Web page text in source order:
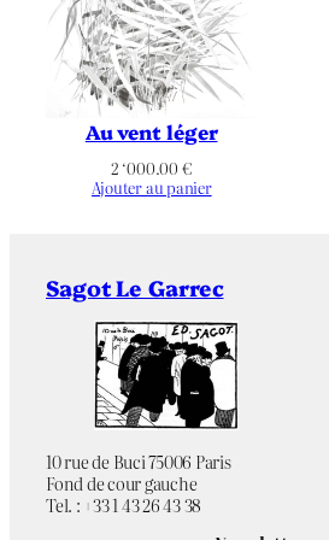
État Non applicable
Tirage Non applicable
Éditeur
Référence
bibliographique
Chromie Couleurs
Thématique
Digue
Mer/Océan
Rocher
Au vent léger
2 ‘000.00 €
Ajouter au panier
Sagot Le Garrec
10 rue de Buci 75006 Paris
Fond de cour gauche
Tel. : +33 1 43 26 43 38